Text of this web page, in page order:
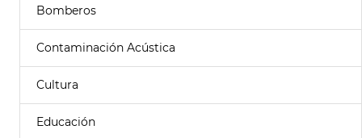
Bomberos
Contaminación Acústica
Cultura
Educación